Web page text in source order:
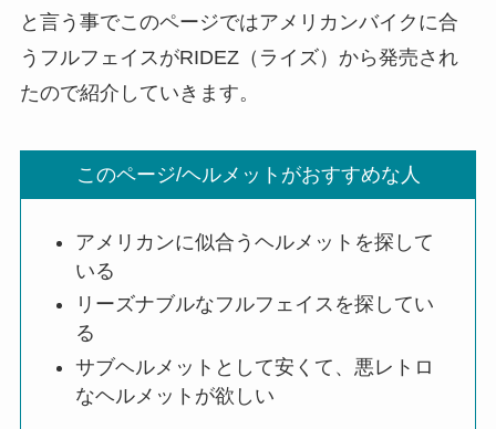
と言う事でこのページではアメリカンバイクに合
うフルフェイスがRIDEZ（ライズ）から発売され
たので紹介していきます。
このページ/ヘルメットがおすすめな人
アメリカンに似合うヘルメットを探して
いる
リーズナブルなフルフェイスを探してい
る
サブヘルメットとして安くて、悪レトロ
なヘルメットが欲しい